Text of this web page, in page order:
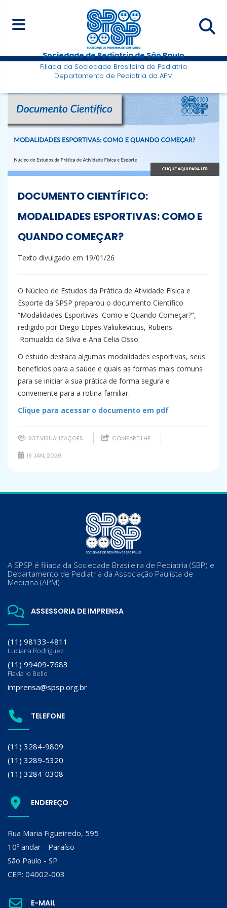
Sociedade de Pediatria de São Paulo
Filiada da Sociedade Brasileira de Pediatria
Departamento de Pediatria da APM
DOCUMENTO CIENTÍFICO:
MODALIDADES ESPORTIVAS: COMO E
QUANDO COMEÇAR?
Texto divulgado em 19/01/26
O Núcleo de Estudos da Prática de Atividade Física e
Esporte da SPSP preparou o documento Científico
“Modalidades Esportivas: Como e Quando Começar?”,
redigido por Diego Lopes Valiukevicius, Rubens
Romualdo da Silva e Ana Celia Osso.
O estudo destaca algumas modalidades esportivas, seus
benefícios para a saúde e quais as formas mais comuns
para se iniciar a sua prática de forma segura e
conveniente para a rotina familiar.
Clique para acessar o documento em pdf
937 VISUALIZAÇÕES COMPARTILHE
19 JAN, 2026
A SPSP é filiada da Sociedade Brasileira de Pediatria (SBP) e
Departamento de Pediatria da Associação Paulista de
Medicina (APM)
ASSESSORIA DE IMPRENSA
(11) 98133-4811
Luciana Rodriguez
(11) 99409-7683
Flavia lo Bello
imprensa@spsp.org.br
TELEFONE
(11) 3284-9809
(11) 3289-5320
(11) 3284-0308
ENDEREÇO
Rua Maria Figueiredo, 595
10º andar - Paraíso
São Paulo - SP
CEP: 04002-003
E-MAIL